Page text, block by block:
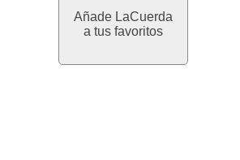
Añade LaCuerda
a tus favoritos